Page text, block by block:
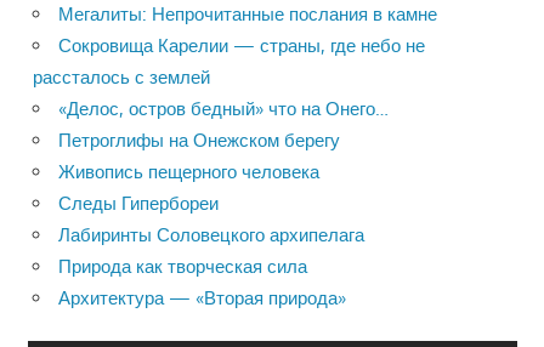
Мегалиты: Непрочитанные послания в камне
Сокровища Карелии — страны, где небо не
рассталось с землей
«Делос, остров бедный» что на Онего…
Петроглифы на Онежском берегу
Живопись пещерного человека
Следы Гипербореи
Лабиринты Соловецкого архипелага
Природа как творческая сила
Архитектура — «Вторая природа»